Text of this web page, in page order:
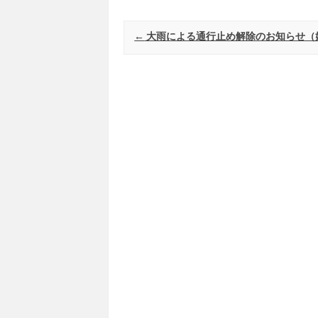
Post navigation
← 大雨による通行止め解除のお知らせ（